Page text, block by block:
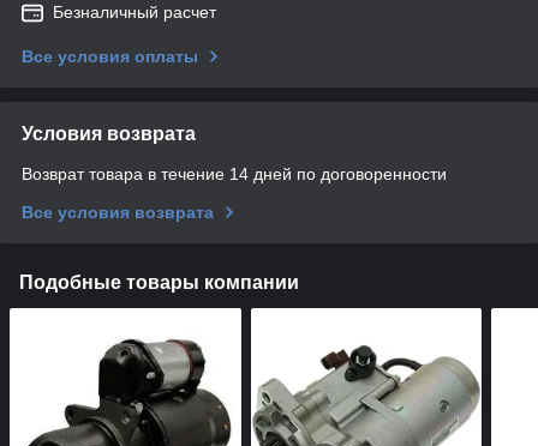
Безналичный расчет
Все условия оплаты
Условия возврата
Возврат товара в течение 14 дней по договоренности
Все условия возврата
Подобные товары компании